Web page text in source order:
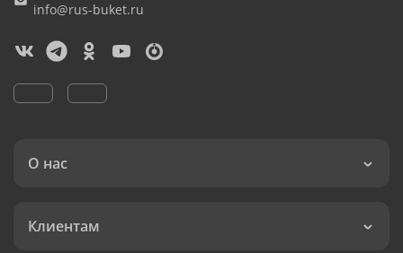
info@rus-buket.ru
О нас
Клиентам